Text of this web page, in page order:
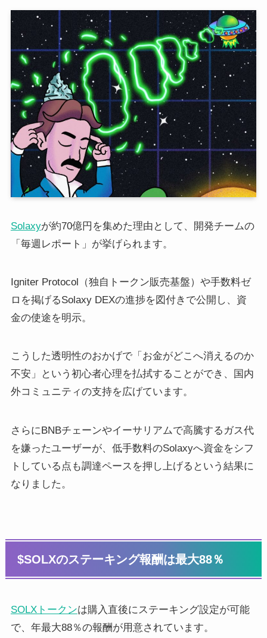
Solaxyが約70億円を集めた理由として、開発チームの
「毎週レポート」が挙げられます。
Igniter Protocol（独自トークン販売基盤）や手数料ゼ
ロを掲げるSolaxy DEXの進捗を図付きで公開し、資
金の使途を明示。
こうした透明性のおかげで「お金がどこへ消えるのか
不安」という初心者心理を払拭することができ、国内
外コミュニティの支持を広げています。
さらにBNBチェーンやイーサリアムで高騰するガス代
を嫌ったユーザーが、低手数料のSolaxyへ資金をシフ
トしている点も調達ペースを押し上げるという結果に
なりました。
$SOLXのステーキング報酬は最大88％
SOLXトークンは購入直後にステーキング設定が可能
で、年最大88％の報酬が用意されています。